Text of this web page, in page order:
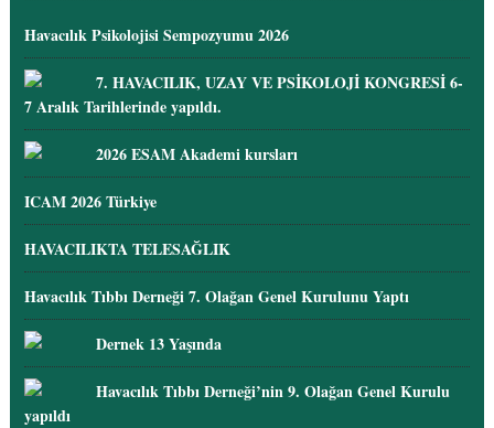
Havacılık Psikolojisi Sempozyumu 2026
7. HAVACILIK, UZAY VE PSİKOLOJİ KONGRESİ 6-
7 Aralık Tarihlerinde yapıldı.
2026 ESAM Akademi kursları
ICAM 2026 Türkiye
HAVACILIKTA TELESAĞLIK
Havacılık Tıbbı Derneği 7. Olağan Genel Kurulunu Yaptı
Dernek 13 Yaşında
Havacılık Tıbbı Derneği’nin 9. Olağan Genel Kurulu
yapıldı